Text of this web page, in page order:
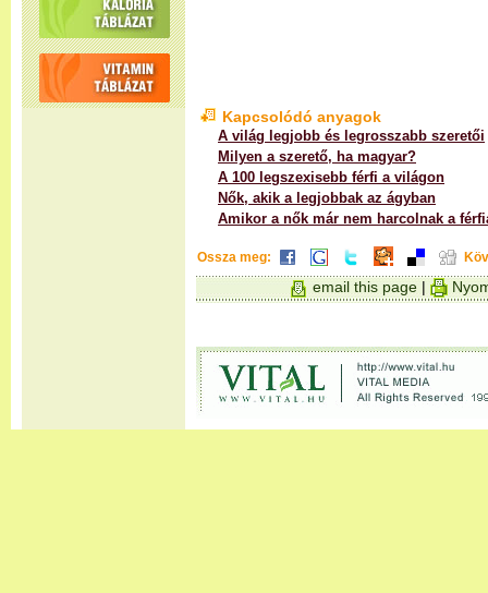
Kapcsolódó anyagok
A világ legjobb és legrosszabb szeretői
Milyen a szerető, ha magyar?
A 100 legszexisebb férfi a világon
Nők, akik a legjobbak az ágyban
Amikor a nők már nem harcolnak a
Ossza meg:
email this page |